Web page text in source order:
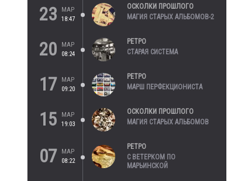
23
МАР
18:47
ОСКОЛКИ ПРОШЛОГО
МАГИЯ СТАРЫХ АЛЬБОМОВ-2
20
МАР
08:24
РЕТРО
СТАРАЯ СИСТЕМА
17
МАР
09:20
РЕТРО
МАРШ ПЕРФЕКЦИОНИСТА
15
МАР
19:03
ОСКОЛКИ ПРОШЛОГО
МАГИЯ СТАРЫХ АЛЬБОМОВ
07
МАР
08:22
РЕТРО
С ВЕТЕРКОМ ПО
МАРЬИНСКОЙ